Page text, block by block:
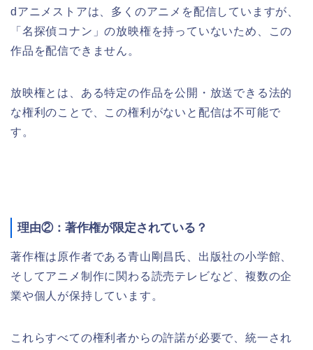
dアニメストアは、多くのアニメを配信していますが、
「名探偵コナン」の放映権を持っていないため、この
作品を配信できません。
放映権とは、ある特定の作品を公開・放送できる法的
な権利のことで、この権利がないと配信は不可能で
す。
理由②：著作権が限定されている？
著作権は原作者である青山剛昌氏、出版社の小学館、
そしてアニメ制作に関わる読売テレビなど、複数の企
業や個人が保持しています。
これらすべての権利者からの許諾が必要で、統一され